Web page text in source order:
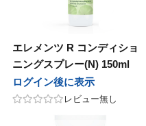
エレメンツ R コンディショ
ニングスプレー(N) 150ml
ログイン後に表示
レビュー無し